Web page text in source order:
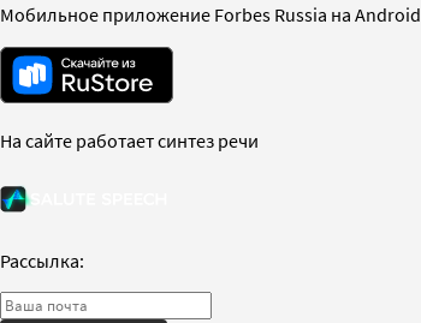
Мобильное приложение Forbes Russia на Android
На сайте работает синтез речи
Рассылка: